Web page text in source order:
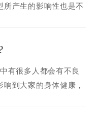
所产生的影响性也是不
有很多人都会有不良
到大家的身体健康，